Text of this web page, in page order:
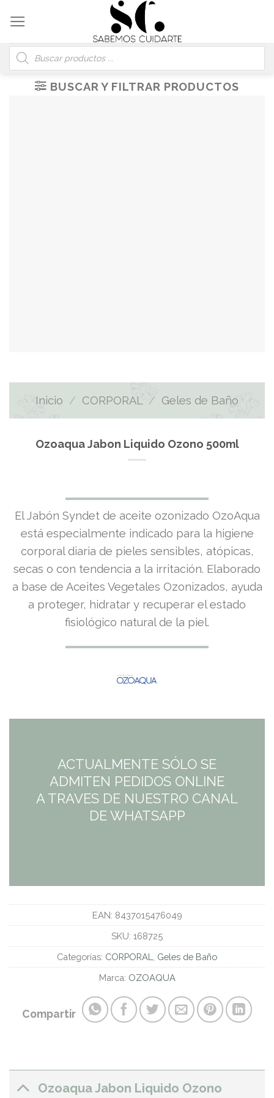
content
Búsqueda
de
productos
BUSCAR Y FILTRAR PRODUCTOS
Inicio / CORPORAL / Geles de Baño
Ozoaqua Jabon Liquido Ozono 500ml
El Jabón Syndet de aceite ozonizado OzoAqua
está especialmente indicado para la higiene
corporal diaria de pieles sensibles, atópicas,
secas o con tendencia a la irritación. Elaborado
a base de Aceites Vegetales Ozonizados, ayuda
a proteger, hidratar y recuperar el estado
fisiológico natural de la piel.
ACTUALMENTE SÓLO SE
ADMITEN PEDIDOS ONLINE
A TRAVES DE NUESTRO CANAL
DE WHATSAPP
EAN: 8437015476049
SKU: 168725
Categorías: CORPORAL
Geles de Baño
Marca: OZOAQUA
Compartir
Ozoaqua Jabon Liquido Ozono